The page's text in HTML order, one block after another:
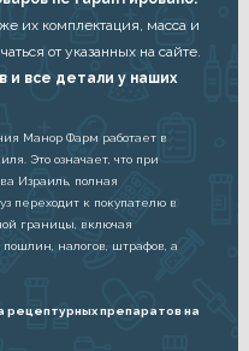
их комплектация, масса и
от указанных на сайте.
и все детали у наших
Манор Фарм работает в
Это означает, что при
Израиль, полная
переходит к покупателю в
границы, включая
пошлин, налогов, штрафов, а
рецептурных препаратов на